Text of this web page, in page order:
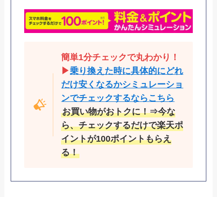
簡単1分チェックで丸わかり！
▶乗り換えた時に具体的にどれ
だけ安くなるかシミュレーショ
ンでチェックするならこちら
お買い物がおトクに！⇒今な
ら、チェックするだけで楽天ポ
イントが100ポイントもらえ
る！